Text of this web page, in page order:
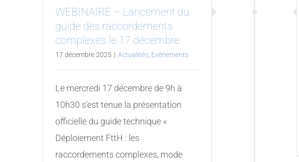
WEBINAIRE – Lancement du
guide des raccordements
complexes le 17 décembre
17 décembre 2025 | Actualités, Evènements
Le mercredi 17 décembre de 9h à
10h30 s'est tenue la présentation
officielle du guide technique «
Déploiement FttH : les
raccordements complexes, mode